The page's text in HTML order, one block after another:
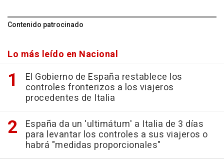
Contenido patrocinado
Lo más leído en Nacional
El Gobierno de España restablece los
controles fronterizos a los viajeros
procedentes de Italia
España da un 'ultimátum' a Italia de 3 días
para levantar los controles a sus viajeros o
habrá "medidas proporcionales"